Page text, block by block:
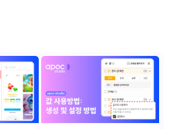
비서 덕분에 브랜드보다 ‘업무 효율’ 과 ‘고객 응대’
에서 한 단계 업그레이드되는 경험을 했습니다. AI
비서는 단순한 도구를 넘어, ‘나만의 비서’로서
친근하게 소통하며 팬(고객)과 연결고리를 만듭니다.
업무의 무게를 덜고, 브랜드가 아닌 ‘나’에게 집중할
수 있게 하는 거죠. 이제 AI 비서는 1인 기업가의
성공을 견인하는 핵심 파트너 입니다. AI는 도구가
눈길을 사로잡는 데는 탁월한 수단이에요. 감각적인
편집, 유행하는 음악, 짧고 강렬한 장면 전환. ‘발견의
순간’ 을 만들어내는 데 이만한 도구가 없죠. 그런데
문제는 그 이후입니다. 너무 많은 콘텐츠가 지나가는
만큼, 대부분은 금방 잊히고 맙니다. 기억되지 않는
브랜드는 결국 ‘한 번 스친 이름’ 그 이상이 되기
어렵죠. 지금 우리는 ‘조회수’는 넘치지만, ‘브랜드
애착’은 부족한 콘텐츠 시대 를 살고 있어요. 숏폼으로
빠른 실행력 이 성공을 결정짓습니다. 영상 제작의
진입장벽이 무너진 지금, AI 영상 기술 을 통해
콘텐츠 경쟁에서 어떻게 앞서갈 수 있을까요? 그
구체적인 전략을 함께 알아보겠습니다. 더 이상
기술이 콘텐츠를 주도하지 않는다 (▲ 이미지 출처:
틱톡 @ai_mong) 과거에는 영상 한 편을
제작하려면 촬영 장비부터 스튜디오 대여, 전문 편집